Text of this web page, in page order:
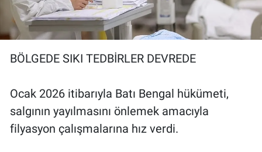
BÖLGEDE SIKI TEDBİRLER DEVREDE
Ocak 2026 itibarıyla Batı Bengal hükümeti,
salgının yayılmasını önlemek amacıyla
filyasyon çalışmalarına hız verdi.